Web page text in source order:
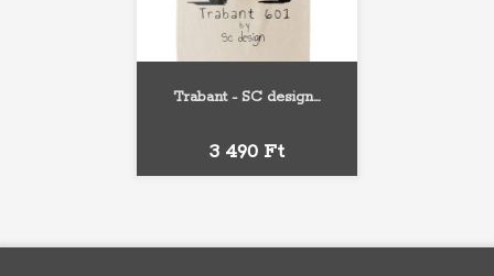
Trabant - SC design...
Ár
3 490 Ft